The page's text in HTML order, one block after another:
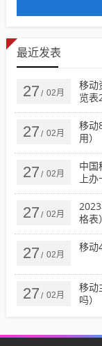
最近发表
27 / 02月
移动
览表
27 / 02月
移动
用）
27 / 02月
中国
上办
27 / 02月
格表）
27 / 02月
移动
27 / 02月
移动
吗）